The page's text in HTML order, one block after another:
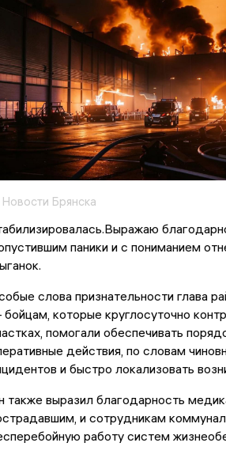
Брянска
паники и с пониманием
слова признательности глава
которые круглосуточно
помогали обеспечивать
действия, по словам
и быстро локализовать
также выразил благодарность
и сотрудникам
работу систем